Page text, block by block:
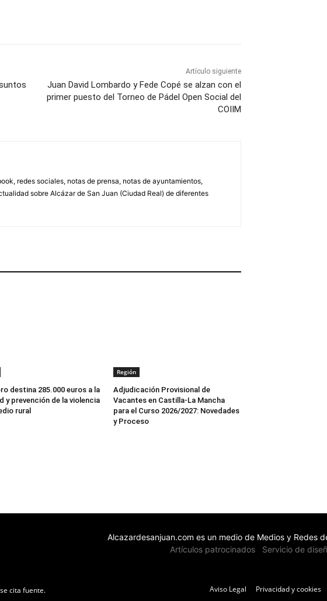
Artículo siguiente
Juan David Lombardo y Fede Copé se alzan con el
primer puesto del Torneo de Pádel Open Social del
COIIM
redes sociales, notas de prensa, notas de ayuntamientos,
sobre Alcázar de San Juan (Ciudad Real) de diferentes
destina 285.000 euros a la
y prevención de la violencia
rural
Región
Adjudicación Provisional de
Vacantes en Castilla-La Mancha
para el Curso 2026/2027: Novedades
y Proceso
Alcazardesanjuan.com es un medio de Medios y Redes
Artículos patrocinados
Servicio de
cita fuente. Aviso Legal Privacidad y cookies